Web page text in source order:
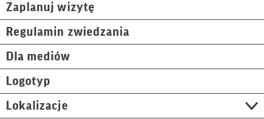
Zaplanuj wizytę
Regulamin zwiedzania
Dla mediów
Logotyp
Lokalizacje